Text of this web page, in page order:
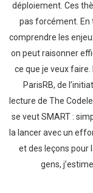
déploiement. Ces
pas forcément. En
comprendre les
on peut raisonner
ce que je veux faire.
ParisRB, de
lecture de The
se veut SMART :
la lancer avec un
et des leçons pour
gens,